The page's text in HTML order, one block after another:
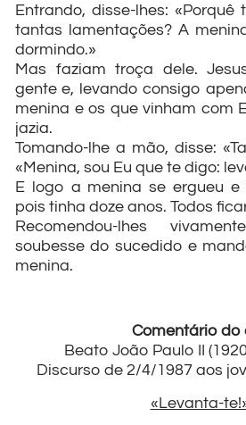
Entrando, disse-lhes:
tantas lamentações? A
dormindo.»
Mas faziam troça dele.
gente e, levando consigo
menina e os que vinham com
jazia.
Tomando-lhe a mão, disse:
«Menina, sou Eu que te digo:
E logo a menina se ergueu e
pois tinha doze anos. Todos
Recomendou-lhes
soubesse do sucedido e
menina.
Comentário do
Beato João Paulo II
Discurso de 2/4/1987 aos
«Levanta-